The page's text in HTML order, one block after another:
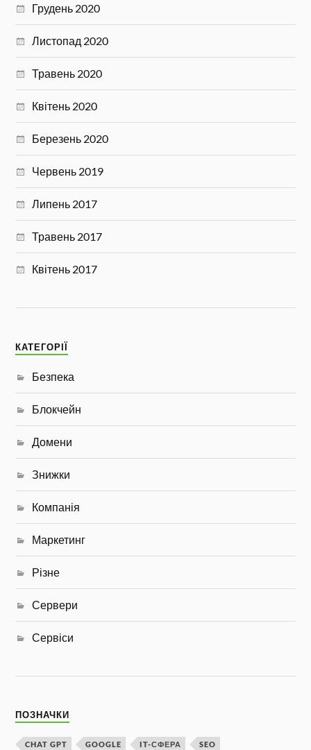
Грудень 2020
Листопад 2020
Травень 2020
Квітень 2020
Березень 2020
Червень 2019
Липень 2017
Травень 2017
Квітень 2017
КАТЕГОРІЇ
Безпека
Блокчейн
Домени
Знижки
Компанія
Маркетинг
Різне
Сервери
Сервіси
ПОЗНАЧКИ
CHAT GPT GOOGLE IT-СФЕРА SEO